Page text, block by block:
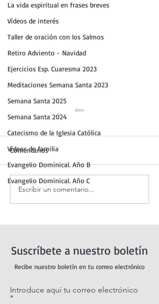
La vida espiritual en frases breves
Vídeos de interés
Taller de oración con los Salmos
Retiro Adviento - Navidad
Ejercicios Esp. Cuaresma 2023
Meditaciones Semana Santa 2023
Semana Santa 2025
Semana Santa 2024
Catecismo de la Iglesia Católica
Vídeos de familia
Evangelio Dominical. Año B
Evangelio Dominical. Año C
Oración de la mañana. 8 de
agosto.
Comentarios
Escribir un comentario...
Suscríbete a nuestro boletín
Recibe nuestro boletín en tu correo electrónico
Introduce aquí tu correo electrónico